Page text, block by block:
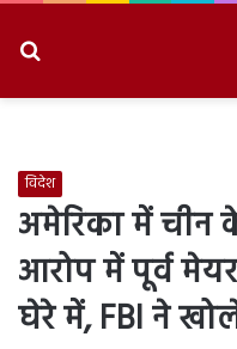
विदेश
अमेरिका में
आरोप में पूर्व
घेरे में, FBI ने